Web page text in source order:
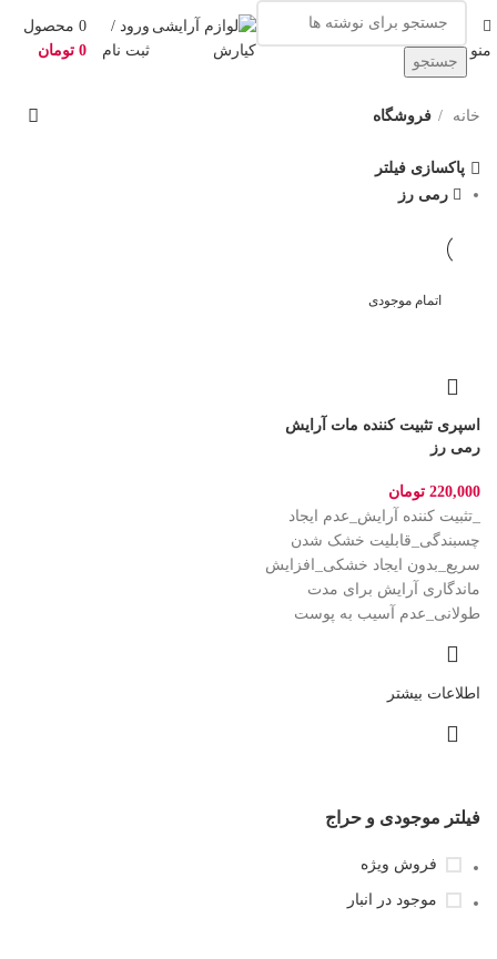
منو
جستجو
ورود /
ثبت نام
0 محصول
0 تومان
فیلتر موجودی و حراج
فروش ویژه
موجود در انبار
خانه فروشگاه
پاکسازی فیلتر
رمی رز
اتمام موجودی
اسپری تثبیت کننده مات آرایش
رمی رز
220,000 تومان
_تثبیت کننده آرایش_عدم ایجاد
چسبندگی_قابلیت خشک شدن
سریع_بدون ایجاد خشکی_افزایش
ماندگاری آرایش برای مدت
طولانی_عدم آسیب به پوست
اطلاعات بیشتر